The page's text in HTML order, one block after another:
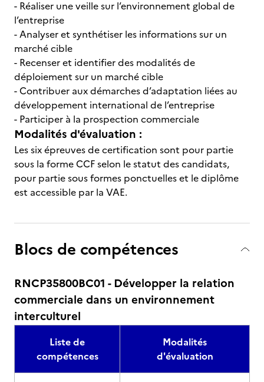
- Réaliser une veille sur l’environnement global de
l’entreprise
- Analyser et synthétiser les informations sur un
marché cible
- Recenser et identifier des modalités de
déploiement sur un marché cible
- Contribuer aux démarches d’adaptation liées au
développement international de l’entreprise
- Participer à la prospection commerciale
Modalités d'évaluation :
Les six épreuves de certification sont pour partie
sous la forme CCF selon le statut des candidats,
pour partie sous formes ponctuelles et le diplôme
est accessible par la VAE.
Blocs de compétences
RNCP35800BC01 - Développer la relation
commerciale dans un environnement
interculturel
Liste de
compétences
Modalités
d'évaluation